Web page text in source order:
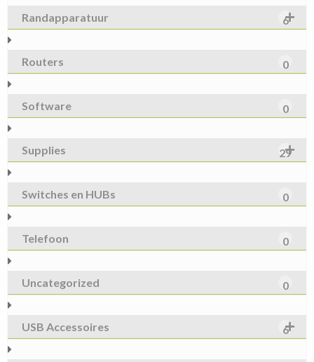
Randapparatuur 6
Routers 0
Software 0
Supplies 29
Switches en HUBs 0
Telefoon 0
Uncategorized 0
USB Accessoires 6